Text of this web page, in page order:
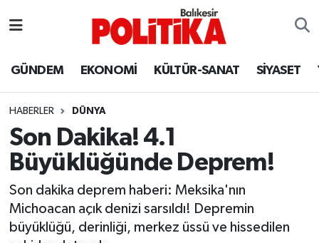
GÜNDEM EKONOMİ KÜLTÜR-SANAT SİYASET
HABERLER DÜNYA
Son Dakika! 4.1
Büyüklüğünde Deprem!
Son dakika deprem haberi: Meksika'nın
Michoacan açık denizi sarsıldı! Depremin
büyüklüğü, derinliği, merkez üssü ve hissedilen
Ayvalık
Balya
Bandırma
BİYOGRAFİLER
Balıkesir Hava Durumu
Balıkesir Namaz Vakitleri
Balıkesir Trafik Yoğunluk Haritası
Süper Lig Puan Durumu ve Fikstür
Tüm Manşetler